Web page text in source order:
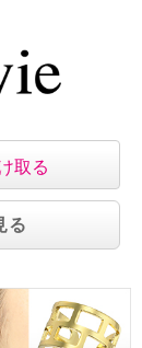
取る
る